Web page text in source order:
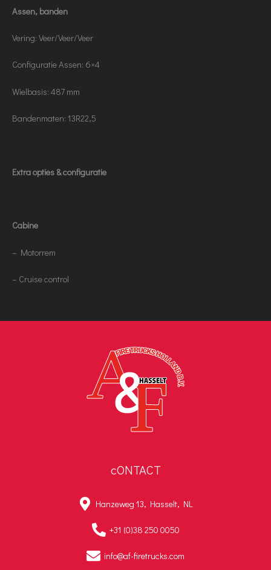
Assen, banden
Vering: Veer/Veer/Veer
Configuratie Assen: 6×4
Wielbasis: 487 mm
Bandenmaten: 13R22,5
Extra opties & configuratie
Cabine
– Motorrem
– Cruise control
cONTACT
Hanzeweg 13, Hasselt, NL
+31 (0)38 250 0050
info@af-firetrucks.com